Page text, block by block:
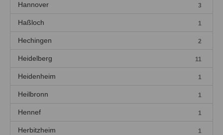
Hannover 3
Haßloch 1
Hechingen 2
Heidelberg 11
Heidenheim 1
Heilbronn 1
Hennef 1
Herbitzheim 1